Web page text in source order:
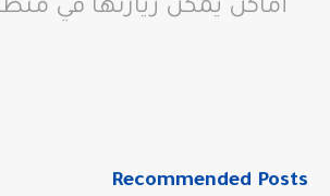
أماكن يمكن زيارتها في
Recommended Posts